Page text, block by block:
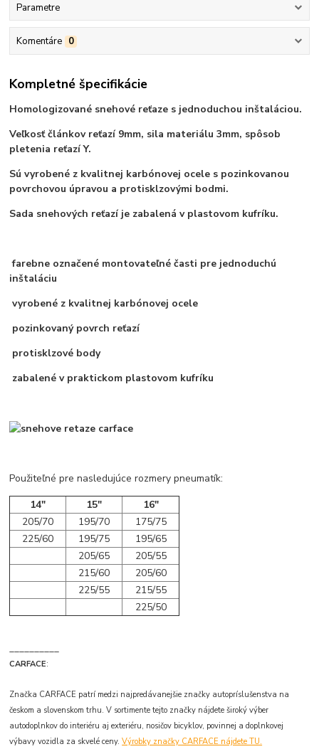
Parametre
Komentáre 0
Kompletné špecifikácie
Homologizované snehové reťaze s jednoduchou inštaláciou.
Veľkosť článkov reťazí 9mm, sila materiálu 3mm, spôsob
pletenia reťazí Y.
Sú vyrobené z kvalitnej karbónovej ocele s pozinkovanou
povrchovou úpravou a protisklzovými bodmi.
Sada snehových reťazí je zabalená v plastovom kufríku.
farebne označené montovateľné časti pre jednoduchú
inštaláciu
vyrobené z kvalitnej karbónovej ocele
pozinkovaný povrch reťazí
protisklzové body
zabalené v praktickom plastovom kufríku
Použiteľné pre nasledujúce rozmery pneumatík:
14"
15"
16"
205/70
195/70
175/75
225/60
195/75
195/65
205/65
205/55
215/60
205/60
225/55
215/55
225/50
__________
CARFACE:
Značka CARFACE patrí medzi najpredávanejšie značky autopríslušenstva na
českom a slovenskom trhu. V sortimente tejto značky nájdete široký výber
autodoplnkov do interiéru aj exteriéru, nosičov bicyklov, povinnej a doplnkovej
výbavy vozidla za skvelé ceny.Výrobky značky CARFACE nájdete TU.